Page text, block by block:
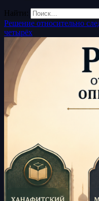
Найти:
Решение относительно
четырёх